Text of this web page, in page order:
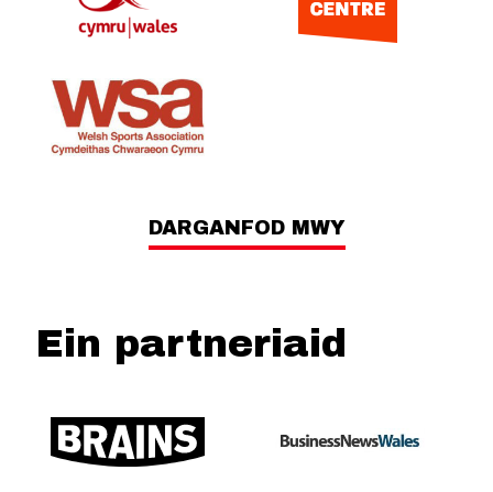
DARGANFOD MWY
Ein partneriaid